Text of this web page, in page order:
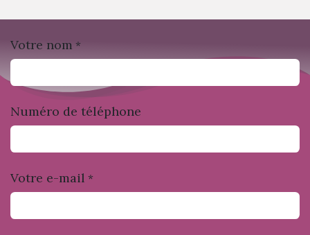
Votre nom *
Numéro de téléphone
Votre e-mail *